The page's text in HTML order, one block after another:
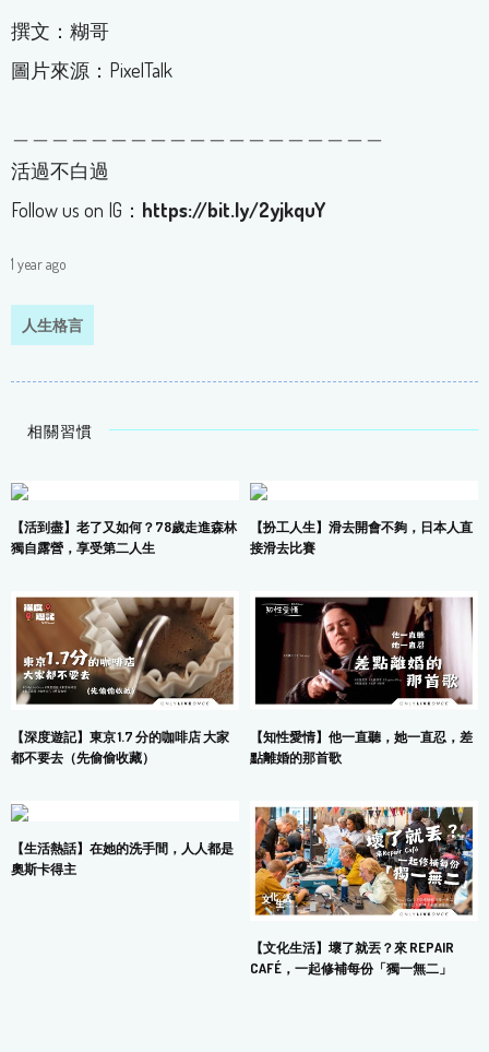
撰文：糊哥
圖片來源：PixelTalk
活過不白過
Follow us on IG： https://bit.ly/2yjkquY
1 year ago
人生格言
相關習慣
【活到盡】老了又如何？78歲走進森林
獨自露營，享受第二人生
【扮工人生】滑去開會不夠，日本人直
接滑去比賽
【深度遊記】東京 1.7 分的咖啡店 大家
都不要去（先偷偷收藏）
【知性愛情】他一直聽，她一直忍，差
點離婚的那首歌
【生活熱話】在她的洗手間，人人都是
奧斯卡得主
【文化生活】壞了就丟？來 REPAIR
CAFÉ，一起修補每份「獨一無二」